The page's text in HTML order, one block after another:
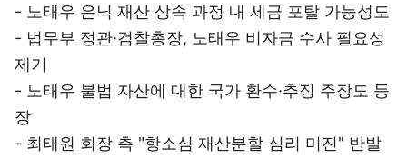
- 노태우 은닉 재산 상속 과정 내 세금 포탈 가능성도
- 법무부 정관·검찰총장, 노태우 비자금 수사 필요성
제기
- 노태우 불법 자산에 대한 국가 환수·추징 주장도 등
장
- 최태원 회장 측 "항소심 재산분할 심리 미진" 반발